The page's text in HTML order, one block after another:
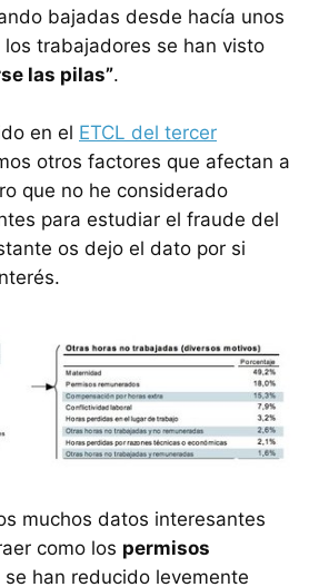
bajadas desde hacía unos
los trabajadores se han visto
las pilas”.
en el ETCL del tercer
otros factores que afectan a
que no he considerado
para estudiar el fraude del
os dejo el dato por si
muchos datos interesantes
como los permisos
se han reducido levemente